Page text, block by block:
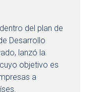
del plan de
Desarrollo
lanzó la
objetivo es
a